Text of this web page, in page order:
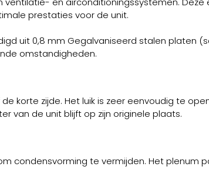
prestaties voor de unit.
uit 0,8 mm Gegalvaniseerd stalen platen
omstandigheden.
korte zijde. Het luik is zeer eenvoudig te
van de unit blijft op zijn originele plaats.
condensvorming te vermijden. Het plenum